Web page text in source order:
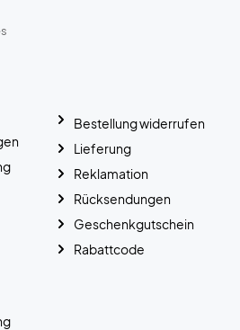
Bestellung widerrufen
Lieferung
Reklamation
Rücksendungen
Geschenkgutschein
Rabattcode